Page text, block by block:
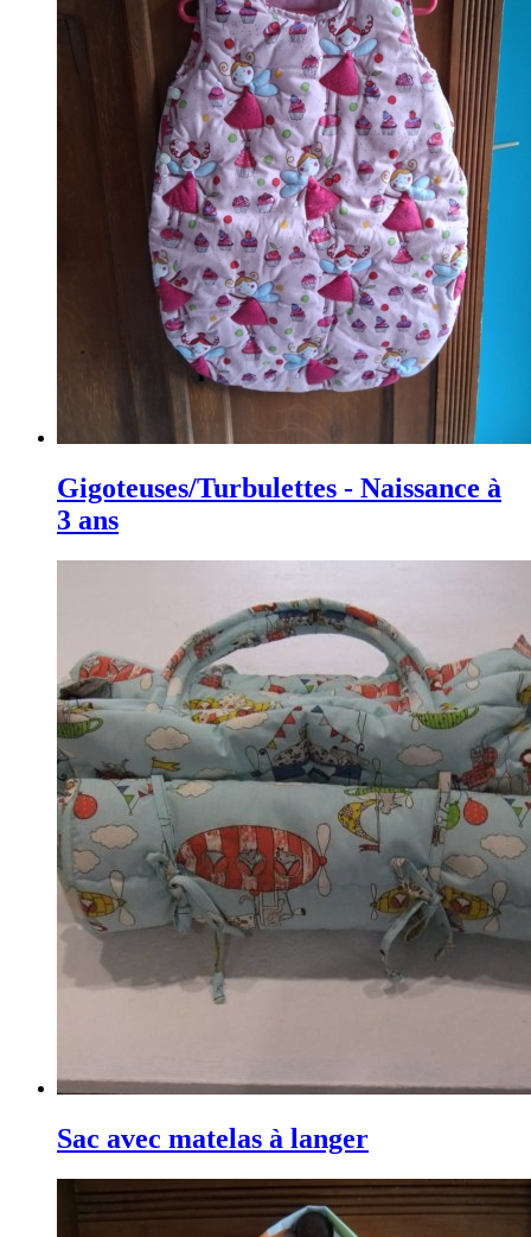
Gigoteuses/Turbulettes - Naissance à
3 ans
Sac avec matelas à langer